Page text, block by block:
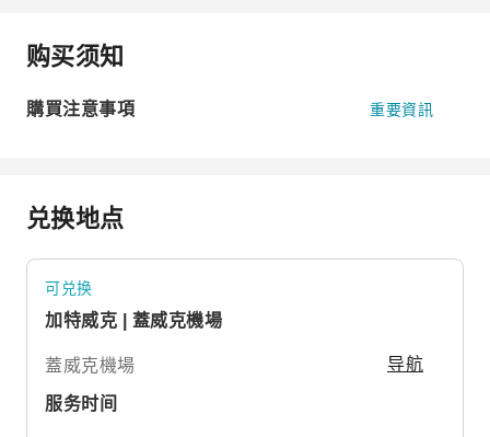
购买须知
購買注意事項 重要資訊
兑换地点
可兑换
加特威克 | 蓋威克機場
蓋威克機場 导航
服务时间